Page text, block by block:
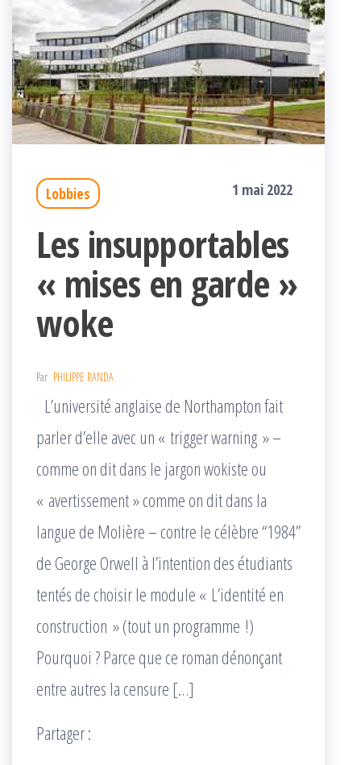
Lobbies 1 mai 2022
Les insupportables
« mises en garde »
woke
Par PHILIPPE RANDA
L’université anglaise de Northampton fait
parler d’elle avec un « trigger warning » –
comme on dit dans le jargon wokiste ou
« avertissement » comme on dit dans la
langue de Molière – contre le célèbre “1984”
de George Orwell à l’intention des étudiants
tentés de choisir le module « L’identité en
construction » (tout un programme !)
Pourquoi ? Parce que ce roman dénonçant
entre autres la censure […]
Partager :